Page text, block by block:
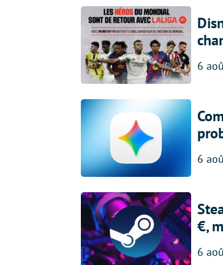
6
6
€,
6